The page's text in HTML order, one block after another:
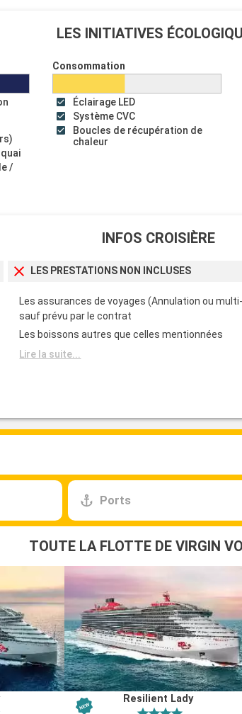
LES INITIATIVES
/
Consommation
Éclairage LED
Système CVC
Boucles de récupération de
chaleur
INFOS CROISIÈRE
LES PRESTATIONS NON INCLUSES
Les assurances de voyages (Annulation ou
sauf prévu par le contrat
Les boissons autres que celles mentionnées
Lire la suite...
Ports
TOUTE LA FLOTTE DE VIRGIN
Resilient Lady